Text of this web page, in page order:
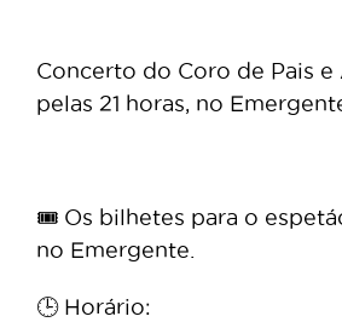
Concerto do Coro de Pais
pelas 21 horas, no
🎟 Os bilhetes para o
no Emergente.
🕒 Horário: